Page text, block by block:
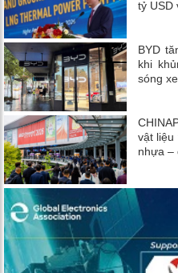
tỷ USD
BYD
khi
sóng
vật liệu
nhựa –